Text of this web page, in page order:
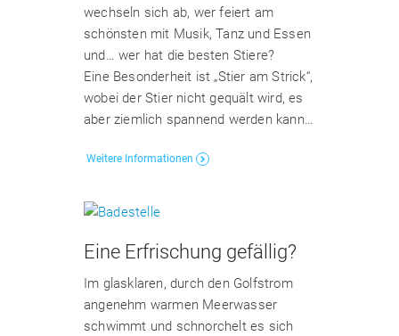
wechseln sich ab, wer feiert am
schönsten mit Musik, Tanz und Essen
und… wer hat die besten Stiere?
Eine Besonderheit ist „Stier am Strick“,
wobei der Stier nicht gequält wird, es
aber ziemlich spannend werden kann…
Weitere Informationen
Eine Erfrischung gefällig?
Im glasklaren, durch den Golfstrom
angenehm warmen Meerwasser
schwimmt und schnorchelt es sich